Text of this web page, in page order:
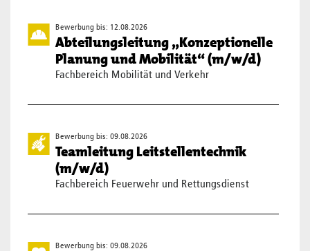
Bewerbung bis: 12.08.2026
Abteilungsleitung „Konzeptionelle
Planung und Mobilität“ (m/w/d)
Fachbereich Mobilität und Verkehr
Bewerbung bis: 09.08.2026
Teamleitung Leitstellentechnik
(m/w/d)
Fachbereich Feuerwehr und Rettungsdienst
Bewerbung bis: 09.08.2026